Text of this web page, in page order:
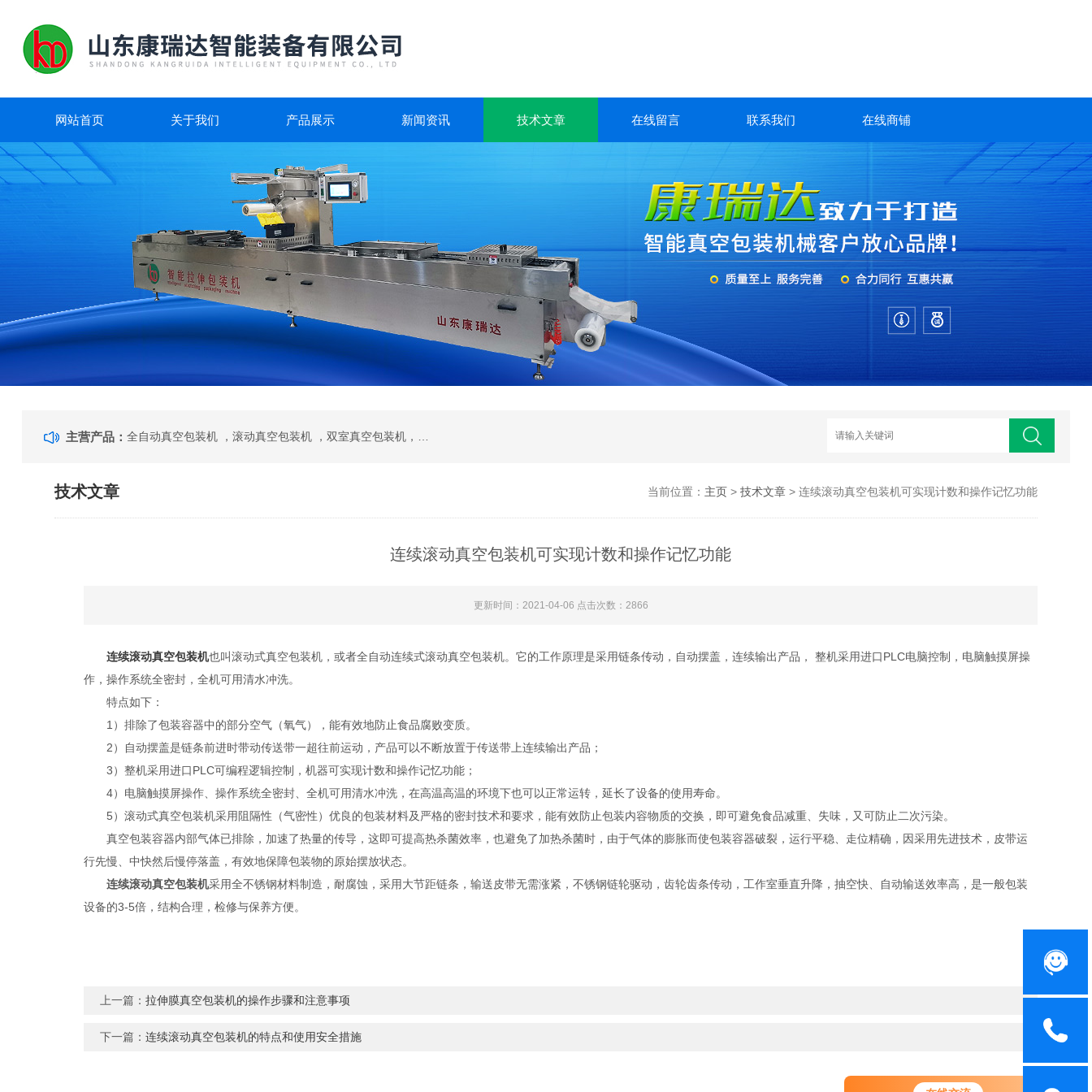
网站首页 关于我们 产品展示 新闻资讯 技术文章 在线留言 联系我们 在线商铺
主营产品：
技术文章 当前位置： 主页> 技术文章> 连续滚动真空包装机可实现计数和操作记忆功能
连续滚动真空包装机可实现计数和操作记忆功能
更新时间：2021-04-06 点击次数：2866
连续滚动真空包装机也叫滚动式真空包装机，或者全自动连续式滚动真空包装机。它的工作原理是采用链条传动，自动摆盖，连续输出产品， 整机采用进口PLC电脑控制，电脑触摸屏操
作，操作系统全密封，全机可用清水冲洗。
特点如下：
1）排除了包装容器中的部分空气（氧气），能有效地防止食品腐败变质。
2）自动摆盖是链条前进时带动传送带一超往前运动，产品可以不断放置于传送带上连续输出产品；
3）整机采用进口PLC可编程逻辑控制，机器可实现计数和操作记忆功能；
4）电脑触摸屏操作、操作系统全密封、全机可用清水冲洗，在高温高温的环境下也可以正常运转，延长了设备的使用寿命。
5）滚动式真空包装机采用阻隔性（气密性）优良的包装材料及严格的密封技术和要求，能有效防止包装内容物质的交换，即可避免食品减重、失味，又可防止二次污染。
真空包装容器内部气体已排除，加速了热量的传导，这即可提高热杀菌效率，也避免了加热杀菌时，由于气体的膨胀而使包装容器破裂，运行平稳、走位精确，因采用先进技术，皮带运
行先慢、中快然后慢停落盖，有效地保障包装物的原始摆放状态。
连续滚动真空包装机采用全不锈钢材料制造，耐腐蚀，采用大节距链条，输送皮带无需涨紧，不锈钢链轮驱动，齿轮齿条传动，工作室垂直升降，抽空快、自动输送效率高，是一般包装
设备的3-5倍，结构合理，检修与保养方便。
上一篇：拉伸膜真空包装机的操作步骤和注意事项
下一篇：连续滚动真空包装机的特点和使用安全措施